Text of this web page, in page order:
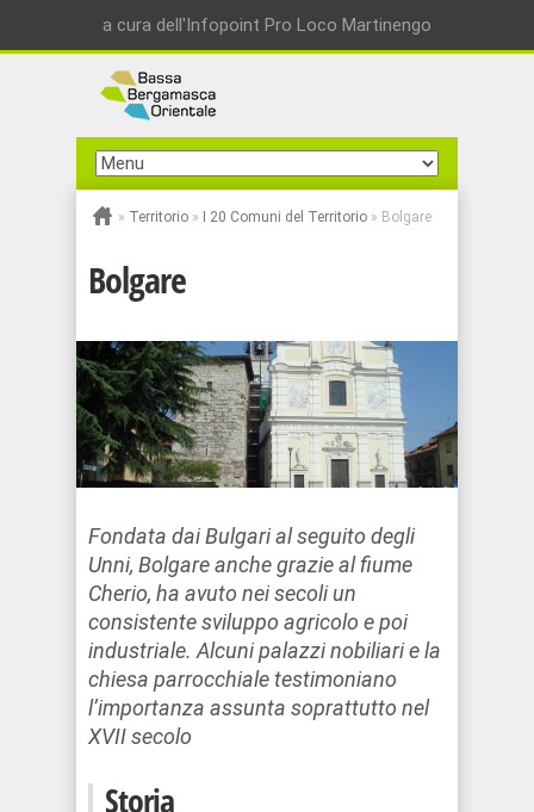
a cura dell'Infopoint Pro Loco Martinengo
» Territorio » I 20 Comuni del Territorio » Bolgare
Bolgare
Fondata dai Bulgari al seguito degli
Unni, Bolgare anche grazie al fiume
Cherio, ha avuto nei secoli un
consistente sviluppo agricolo e poi
industriale. Alcuni palazzi nobiliari e la
chiesa parrocchiale testimoniano
l’importanza assunta soprattutto nel
XVII secolo
Storia